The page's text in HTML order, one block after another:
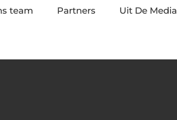
team Partners Uit De Media